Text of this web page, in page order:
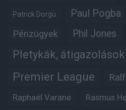
Patrick Dorgu Paul Pogba
Pénzügyek Phil Jones
Pletykák, átigazolások
Premier League
Raphaël Varane Rasmus